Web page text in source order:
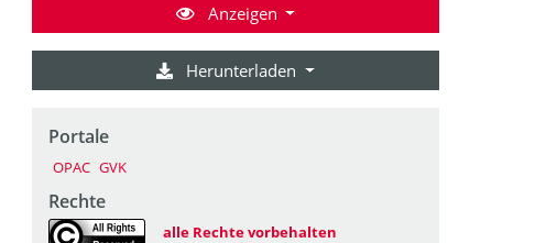
Anzeigen
Herunterladen
Portale
OPAC GVK
Rechte
alle Rechte vorbehalten